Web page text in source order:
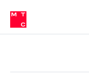
Медиа-центр
и акционерам
Устойчивое развитие
Комплаенс и деловая этика
компании
Карьера
в МТС